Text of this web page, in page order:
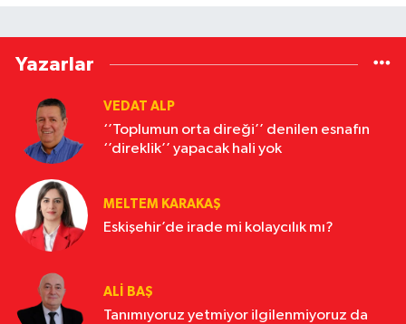
Yazarlar
VEDAT ALP
‘’Toplumun orta direği’’ denilen esnafın
‘’direklik’’ yapacak hali yok
MELTEM KARAKAŞ
Eskişehir’de irade mi kolaycılık mı?
ALI BAŞ
Tanımıyoruz yetmiyor ilgilenmiyoruz da